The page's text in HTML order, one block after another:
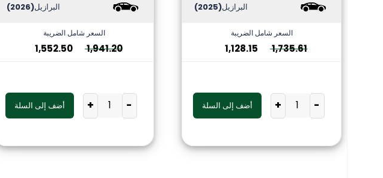
البرازيل(2025)
السعر شامل الضريبة
1,735.61
1,128.15
-
+ أضف إلى السلة
البرازيل(2026)
السعر شامل الضريبة
1,941.20
1,552.50
-
+ أضف إلى السلة